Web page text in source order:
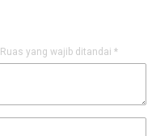
Ruas yang wajib ditandai *